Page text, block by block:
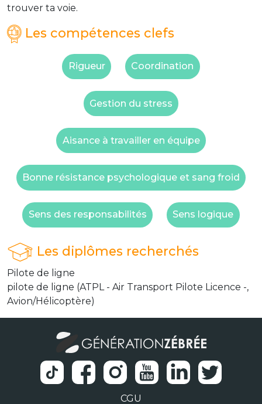
trouver ta voie.
Les compétences clefs
Rigueur Coordination
Gestion du stress
Aisance à travailler en équipe
Bonne résistance psychologique et sang froid
Sens des responsabilités Sens logique
Les diplômes recherchés
Pilote de ligne
pilote de ligne (ATPL - Air Transport Pilote Licence -,
Avion/Hélicoptère)
CGU